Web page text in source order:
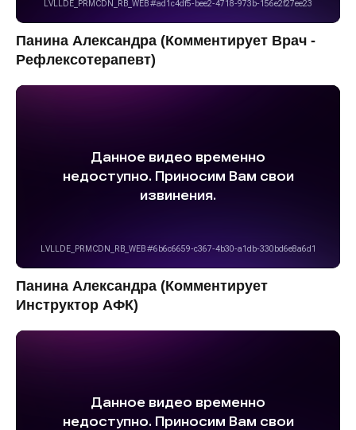
Панина Александра (Комментирует Врач -
Рефлексотерапевт)
Панина Александра (Комментирует
Инструктор АФК)